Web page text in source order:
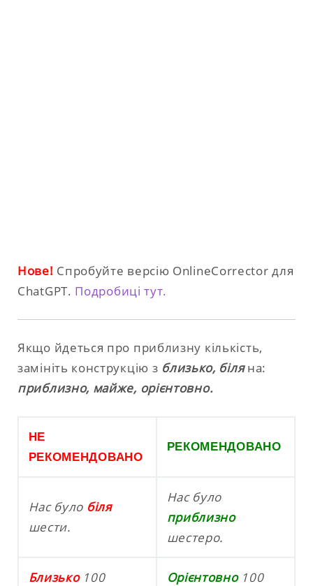
Нове! Спробуйте версію OnlineCorrector для
ChatGPT. Подробиці тут.
Якщо йдеться про приблизну кількість,
замініть конструкцію з близько, біляна:
приблизно, майже, орієнтовно.
НЕ
РЕКОМЕНДОВАНО
РЕКОМЕНДОВАНО
Нас було біля
шести.
Нас було
приблизно
шестеро.
Близько 100
Орієнтовно 100